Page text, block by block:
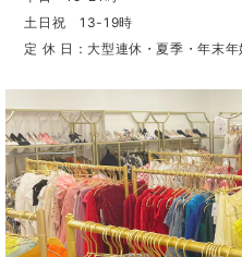
土日祝 13-19時
定 休 日：大型連休・夏季・年末年